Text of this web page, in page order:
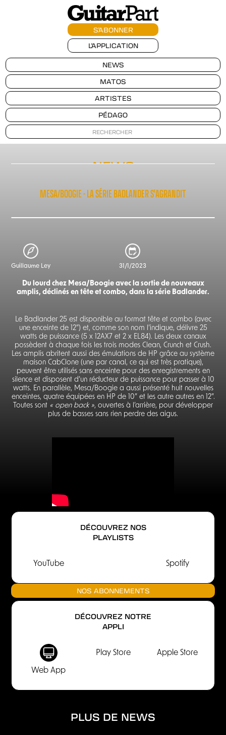
S'ABONNER
L'APPLICATION
NEWS
MATOS
ARTISTES
PÉDAGO
NEWS
MESA/BOOGIE - LA SÉRIE BADLANDER S'AGRANDIT
Guillaume Ley 31/1/2023
Du lourd chez Mesa/Boogie avec la sortie de nouveaux
amplis, déclinés en tête et combo, dans la série Badlander.
Le Badlander 25 est disponible au format tête et combo (avec
une enceinte de 12”) et, comme son nom l’indique, délivre 25
watts de puissance (5 x 12AX7 et 2 x EL84). Les deux canaux
possèdent à chaque fois les trois modes Clean, Crunch et Crush.
Les amplis abritent aussi des émulations de HP grâce au système
maison CabClone (une par canal, ce qui est très pratique),
peuvent être utilisés sans enceinte pour des enregistrements en
silence et disposent d’un réducteur de puissance pour passer à 10
watts. En parallèle, Mesa/Boogie a aussi présenté huit nouvelles
enceintes, quatre équipées en HP de 10” et les autre autres en 12”.
Toutes sont « open back », ouvertes à l’arrière, pour développer
plus de basses sans rien perdre des aigus.
DÉCOUVREZ NOS
PLAYLISTS
YouTube Spotify
NOS ABONNEMENTS
DÉCOUVREZ NOTRE
APPLI
Web App
Play Store Apple Store
PLUS DE NEWS